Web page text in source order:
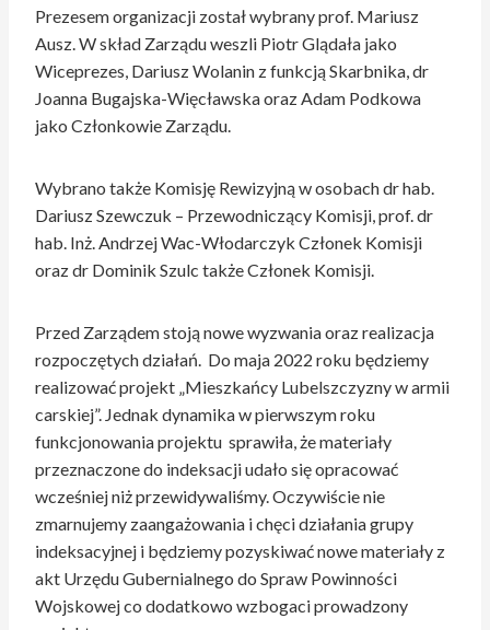
Prezesem organizacji został wybrany prof. Mariusz
Ausz. W skład Zarządu weszli Piotr Glądała jako
Wiceprezes, Dariusz Wolanin z funkcją Skarbnika, dr
Joanna Bugajska-Więcławska oraz Adam Podkowa
jako Członkowie Zarządu.
Wybrano także Komisję Rewizyjną w osobach dr hab.
Dariusz Szewczuk – Przewodniczący Komisji, prof. dr
hab. Inż. Andrzej Wac-Włodarczyk Członek Komisji
oraz dr Dominik Szulc także Członek Komisji.
Przed Zarządem stoją nowe wyzwania oraz realizacja
rozpoczętych działań. Do maja 2022 roku będziemy
realizować projekt „Mieszkańcy Lubelszczyzny w armii
carskiej”. Jednak dynamika w pierwszym roku
funkcjonowania projektu sprawiła, że materiały
przeznaczone do indeksacji udało się opracować
wcześniej niż przewidywaliśmy. Oczywiście nie
zmarnujemy zaangażowania i chęci działania grupy
indeksacyjnej i będziemy pozyskiwać nowe materiały z
akt Urzędu Gubernialnego do Spraw Powinności
Wojskowej co dodatkowo wzbogaci prowadzony